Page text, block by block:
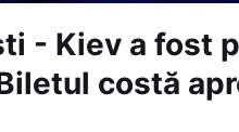
- Kiev a fost
costă